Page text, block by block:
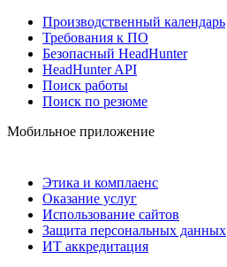
Производственный календарь
Требования к ПО
Безопасный HeadHunter
HeadHunter API
Поиск работы
Поиск по резюме
Мобильное приложение
Этика и комплаенс
Оказание услуг
Использование сайтов
Защита персональных данных
ИТ аккредитация